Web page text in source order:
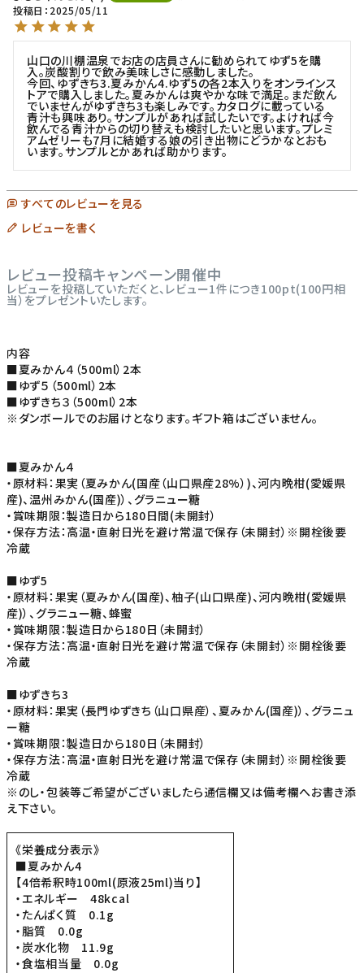
投稿日
2025/05/11
山口の川棚温泉でお店の店員さんに勧められてゆず5を購
入。炭酸割りで飲み美味しさに感動しました。
今回、ゆずきち3.夏みかん4.ゆず5の各2本入りをオンラインス
トアで購入しました。夏みかんは爽やかな味で満足。まだ飲ん
でいませんがゆずきち3も楽しみです。カタログに載っている
青汁も興味あり。サンプルがあれば試したいです。よければ今
飲んでる青汁からの切り替えも検討したいと思います。プレミ
アムゼリーも7月に結婚する娘の引き出物にどうかなとおも
います。サンプルとかあれば助かります。
すべてのレビューを見る
レビューを書く
レビュー投稿キャンペーン開催中
レビューを投稿していただくと、レビュー1件につき100pt(100円相
当）をプレゼントいたします。
内容
■夏みかん４（500ml）2本
■ゆず５（500ml）2本
■ゆずきち３（500ml）2本
※ダンボールでのお届けとなります。ギフト箱はございません。
■夏みかん４
・原材料：果実（夏みかん(国産（山口県産28%）)、河内晩柑(愛媛県
産)、温州みかん(国産)）、グラニュー糖
・賞味期限：製造日から180日間(未開封）
・保存方法：高温・直射日光を避け常温で保存（未開封）※開栓後要
冷蔵
■ゆず5
・原材料：果実（夏みかん(国産)、柚子(山口県産)、河内晩柑(愛媛県
産)）、グラニュー糖、蜂蜜
・賞味期限：製造日から180日（未開封）
・保存方法：高温・直射日光を避け常温で保存（未開封）※開栓後要
冷蔵
■ゆずきち3
・原材料：果実（長門ゆずきち（山口県産）、夏みかん(国産)）、グラニュ
ー糖
・賞味期限：製造日から180日（未開封）
・保存方法：高温・直射日光を避け常温で保存（未開封）※開栓後要
冷蔵
※のし・包装等ご希望がございましたら通信欄又は備考欄へお書き添
え下さい。
《栄養成分表示》
■夏みかん4
【4倍希釈時100ml(原液25ml)当り】
・エネルギー 48kcal
・たんぱく質 0.1g
・脂質 0.0g
・炭水化物 11.9g
・食塩相当量 0.0g